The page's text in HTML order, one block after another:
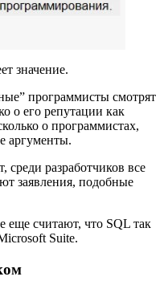
значение.
программисты смотрят
о его репутации как
о программистах,
аргументы.
среди разработчиков все
заявления, подобные
еще считают, что SQL так
Suite.